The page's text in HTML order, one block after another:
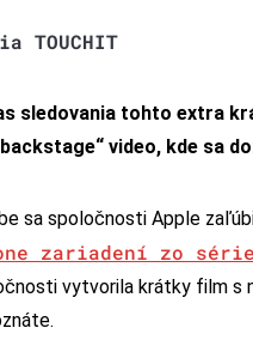
TOUCHIT
sledovania tohto extra
video, kde sa
sa spoločnosti Apple
zariadení zo
vytvorila krátky film s